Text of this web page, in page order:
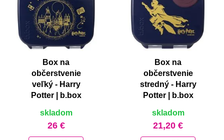
Box na
občerstvenie
veľký - Harry
Potter | b.box
skladom
26 €
Box na
občerstvenie
stredný - Harry
Potter | b.box
skladom
21,20 €